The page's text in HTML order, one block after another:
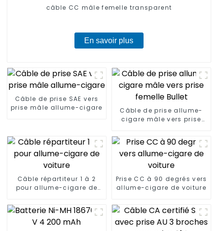
câble CC mâle femelle transparent
En savoir plus
Câble de prise SAE vers
prise mâle allume-cigare
Câble de prise allume-
cigare mâle vers prise
Câble répartiteur 1 à 2
pour allume-cigare de
Prise CC à 90 degrés vers
allume-cigare de voiture